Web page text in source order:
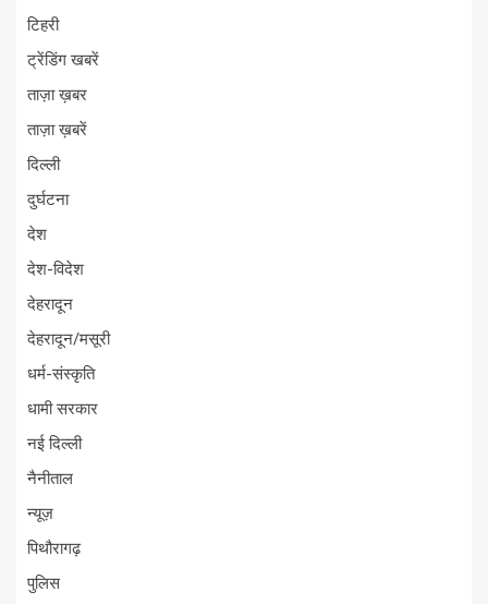
टिहरी
ट्रेंडिंग खबरें
ताज़ा ख़बर
ताज़ा ख़बरें
दिल्ली
दुर्घटना
देश
देश-विदेश
देहरादून
देहरादून/मसूरी
धर्म-संस्कृति
धामी सरकार
नई दिल्ली
नैनीताल
न्यूज़
पिथौरागढ़
पुलिस